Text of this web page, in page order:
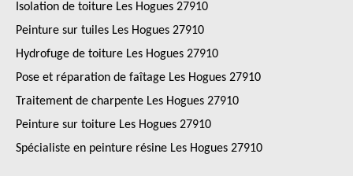
Isolation de toiture Les Hogues 27910
Peinture sur tuiles Les Hogues 27910
Hydrofuge de toiture Les Hogues 27910
Pose et réparation de faîtage Les Hogues 27910
Traitement de charpente Les Hogues 27910
Peinture sur toiture Les Hogues 27910
Spécialiste en peinture résine Les Hogues 27910